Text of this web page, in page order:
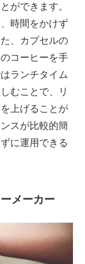
ができます。
時間をかけず
、カプセルの
コーヒーを手
ランチタイム
むことで、リ
上げることが
スが比較的簡
に運用できる
メーカー